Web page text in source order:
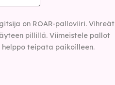
on ROAR-palloviiri. Vihreät
pillillä. Viimeistele pallot
teipata paikoilleen.